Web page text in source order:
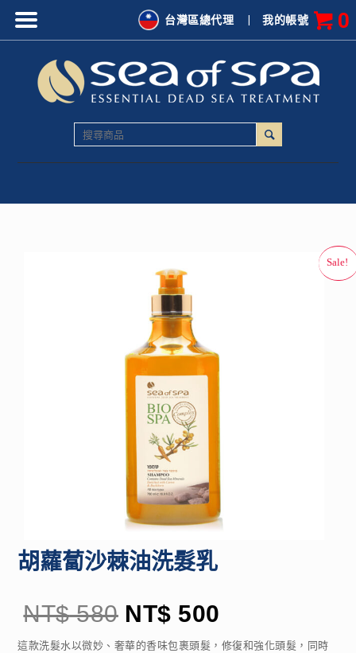
胡蘿蔔沙棘油洗髮乳
NT$580 NT$ 500
這款洗髮水以微妙、奢華的香味包裹頭髮，修復和強化頭髮，同時
|我的帳號 0
台灣區總代理